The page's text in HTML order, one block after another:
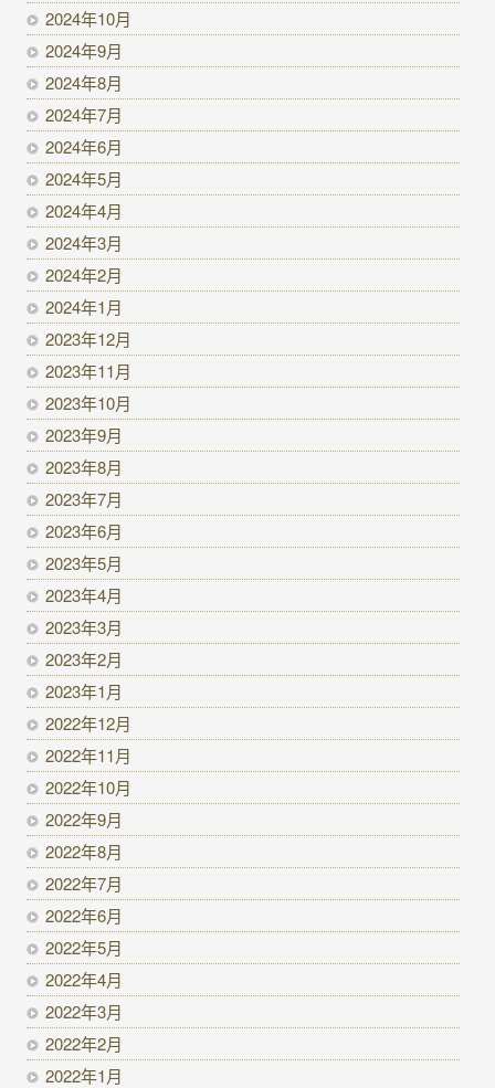
2024年10月
2024年9月
2024年8月
2024年7月
2024年6月
2024年5月
2024年4月
2024年3月
2024年2月
2024年1月
2023年12月
2023年11月
2023年10月
2023年9月
2023年8月
2023年7月
2023年6月
2023年5月
2023年4月
2023年3月
2023年2月
2023年1月
2022年12月
2022年11月
2022年10月
2022年9月
2022年8月
2022年7月
2022年6月
2022年5月
2022年4月
2022年3月
2022年2月
2022年1月